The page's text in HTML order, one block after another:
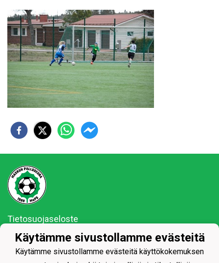
Tietosuojaseloste
MaPS vaan ja se on siinä!
Käytämme sivustollamme evästeitä
Käytämme sivustollamme evästeitä käyttökokemuksen